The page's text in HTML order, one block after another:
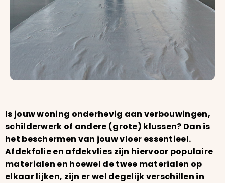
Is jouw woning onderhevig aan verbouwingen,
schilderwerk of andere (grote) klussen? Dan is
het beschermen van jouw vloer essentieel.
Afdekfolie en afdekvlies zijn hiervoor populaire
materialen en hoewel de twee materialen op
elkaar lijken, zijn er wel degelijk verschillen in